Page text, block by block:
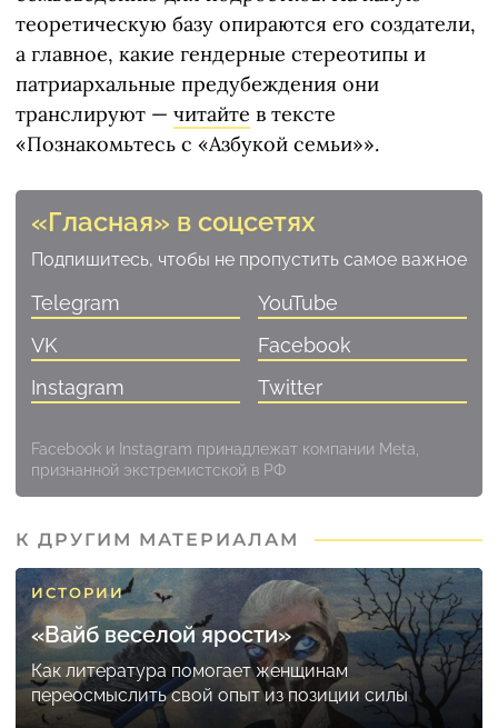
теоретическую базу опираются его создатели,
а главное, какие гендерные стереотипы и
патриархальные предубеждения они
транслируют — читайте в тексте
«Познакомьтесь с «Азбукой семьи»».
«Гласная» в соцсетях
Подпишитесь, чтобы не пропустить самое важное
Telegram
YouTube
VK
Facebook
Instagram
Twitter
Facebook и Instagram принадлежат компании Meta,
признанной экстремистской в РФ
К ДРУГИМ МАТЕРИАЛАМ
ИСТОРИИ
«Вайб веселой ярости»
Как литература помогает женщинам
переосмыслить свой опыт из позиции силы